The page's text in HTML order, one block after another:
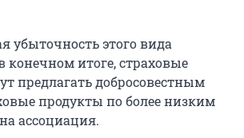
убыточность этого вида
конечном итоге, страховые
предлагать добросовестным
продукты по более низким
ассоциация.